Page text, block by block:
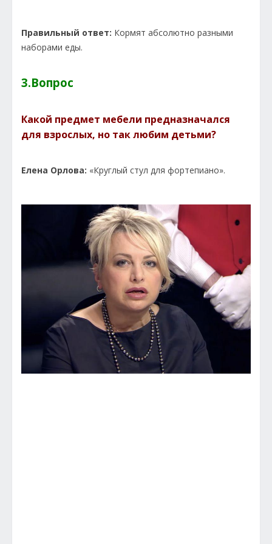
Правильный ответ: Кормят абсолютно разными
наборами еды.
3.Вопрос
Какой предмет мебели предназначался
для взрослых, но так любим детьми?
Елена Орлова: «Круглый стул для фортепиано».